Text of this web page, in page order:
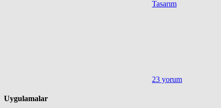
Tasarım
23 yorum
Uygulamalar